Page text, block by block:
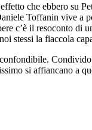
che ebbero su
Toffanin vive a
c’è il resoconto di
stessi la fiaccola
Condivido
si affiancano a